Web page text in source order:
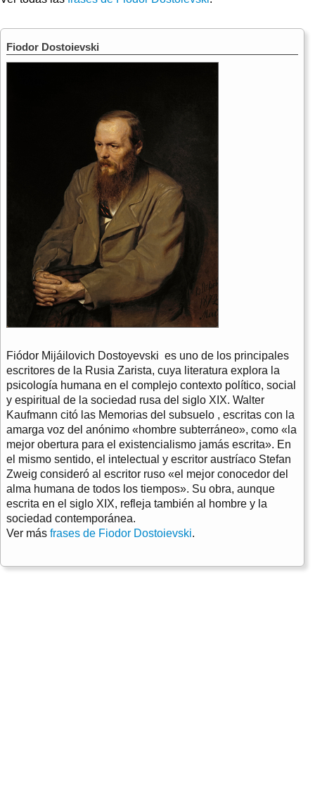
Fiodor Dostoievski
Fiódor Mijáilovich Dostoyevski es uno de los principales
escritores de la Rusia Zarista, cuya literatura explora la
psicología humana en el complejo contexto político, social
y espiritual de la sociedad rusa del siglo XIX. Walter
Kaufmann citó las Memorias del subsuelo , escritas con la
amarga voz del anónimo «hombre subterráneo», como «la
mejor obertura para el existencialismo jamás escrita». En
el mismo sentido, el intelectual y escritor austríaco Stefan
Zweig consideró al escritor ruso «el mejor conocedor del
alma humana de todos los tiempos». Su obra, aunque
escrita en el siglo XIX, refleja también al hombre y la
sociedad contemporánea.
Ver más frases de Fiodor Dostoievski.